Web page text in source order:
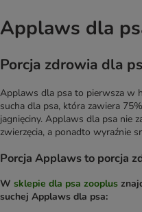
Applaws dla
Porcja zdrowia dla
Applaws dla psa to pierwsza w
sucha dla psa, która zawiera
jagnięciny. Applaws dla psa nie
zwierzęcia, a ponadto wyraźnie
Porcja Applaws to porcja
W sklepie dla psa zooplus
suchej Applaws dla psa: